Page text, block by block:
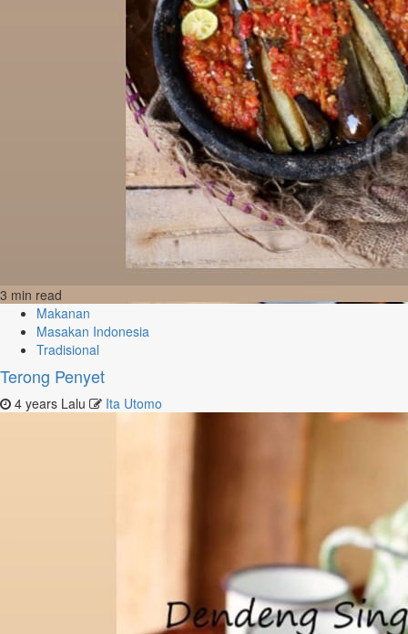
3 min read
Makanan
Masakan Indonesia
Tradisional
Terong Penyet
4 years Lalu Ita Utomo